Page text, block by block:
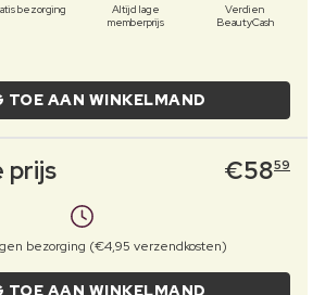
bezorging
Altijd lage
memberprijs
Verdien
BeautyCash
TOE AAN WINKELMAND
prijs €5859
bezorging (€4,95 verzendkosten)
TOE AAN WINKELMAND